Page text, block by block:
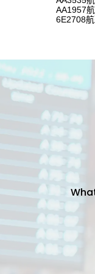
AA1957
6E2708